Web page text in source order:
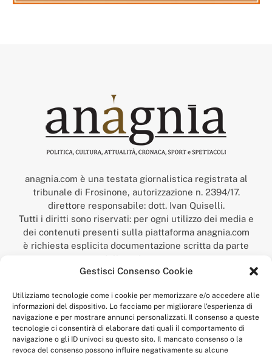
Gestisci Consenso Cookie
Utilizziamo tecnologie come i cookie per memorizzare e/o accedere alle
informazioni del dispositivo. Lo facciamo per migliorare l'esperienza di
navigazione e per mostrare annunci personalizzati. Il consenso a queste
tecnologie ci consentirà di elaborare dati quali il comportamento di
navigazione o gli ID univoci su questo sito. Il mancato consenso o la
revoca del consenso possono influire negativamente su alcune
anagnia.com è una testata giornalistica registrata al
tribunale di Frosinone, autorizzazione n. 2394/17.
direttore responsabile: dott. Ivan Quiselli.
Tutti i diritti sono riservati: per ogni utilizzo dei media e
dei contenuti presenti sulla piattaforma anagnia.com
è richiesta esplicita documentazione scritta da parte
della redazione.
“Anagnia” è un marchio registrato presso l’Ufficio Italiano
Economico,
num. registrazione: 302017000014044 del 9 febbraio 2017.
Per contatti:redazione@anagnia.com